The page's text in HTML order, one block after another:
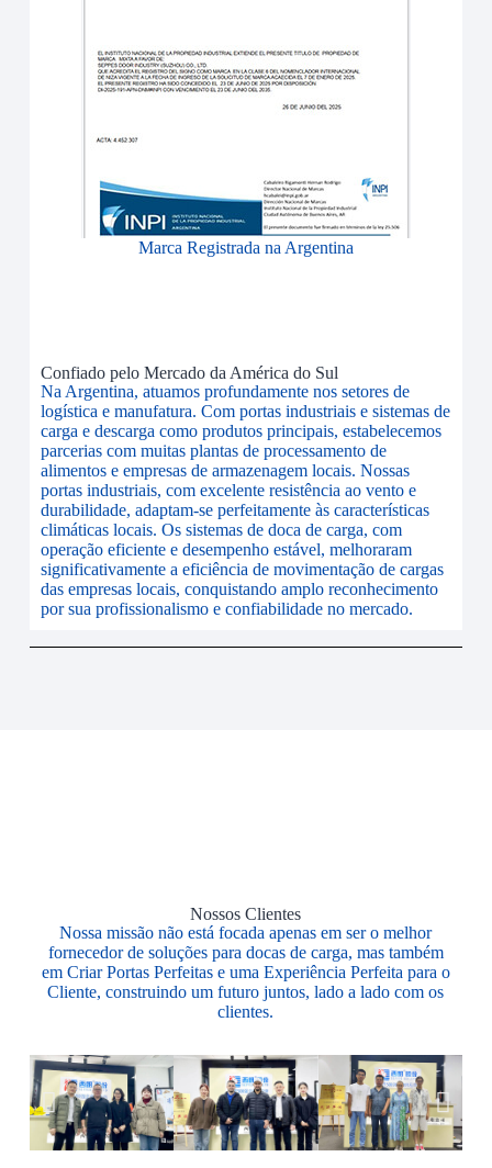
Marca Registrada na Argentina
Confiado pelo Mercado da América do Sul
Na Argentina, atuamos profundamente nos setores de
logística e manufatura. Com portas industriais e sistemas de
carga e descarga como produtos principais, estabelecemos
parcerias com muitas plantas de processamento de
alimentos e empresas de armazenagem locais. Nossas
portas industriais, com excelente resistência ao vento e
durabilidade, adaptam-se perfeitamente às características
climáticas locais. Os sistemas de doca de carga, com
operação eficiente e desempenho estável, melhoraram
significativamente a eficiência de movimentação de cargas
das empresas locais, conquistando amplo reconhecimento
por sua profissionalismo e confiabilidade no mercado.
Nossos Clientes
Nossa missão não está focada apenas em ser o melhor
fornecedor de soluções para docas de carga, mas também
em Criar Portas Perfeitas e uma Experiência Perfeita para o
Cliente, construindo um futuro juntos, lado a lado com os
clientes.